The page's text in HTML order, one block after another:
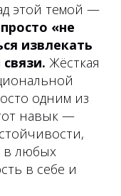
этой темой —
«не
извлекать
Жёсткая
одним из
навык —
в любых
в себе и